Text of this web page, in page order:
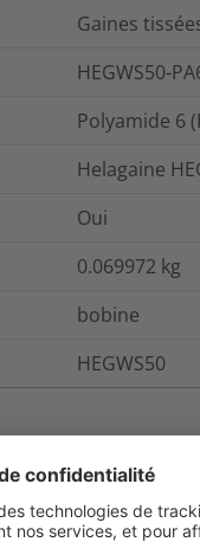
Gaines
HEGWS50-
Polyamide 6
Helagaine
Oui
0.069972 kg
bobine
HEGWS50